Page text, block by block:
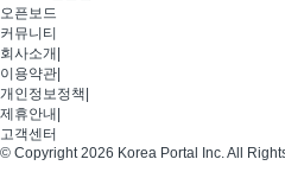
오픈보드
커뮤니티
회사소개
이용약관
개인정보정책
제휴안내
고객센터
© Copyright 2026 Korea Portal Inc. All